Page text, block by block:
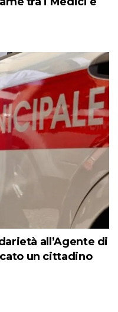
all’Agente di
un cittadino